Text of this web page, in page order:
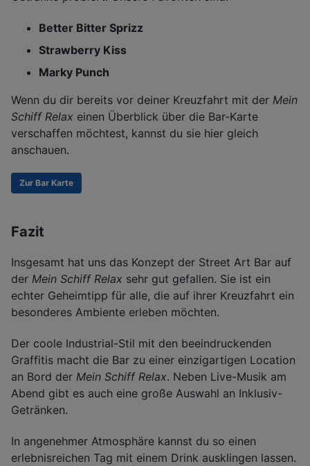
Better Bitter Sprizz
Strawberry Kiss
Marky Punch
Wenn du dir bereits vor deiner Kreuzfahrt mit der Mein
Schiff Relax einen Überblick über die Bar-Karte
verschaffen möchtest, kannst du sie hier gleich
anschauen.
Zur Bar Karte
Fazit
Insgesamt hat uns das Konzept der Street Art Bar auf
der Mein Schiff Relax sehr gut gefallen. Sie ist ein
echter Geheimtipp für alle, die auf ihrer Kreuzfahrt ein
besonderes Ambiente erleben möchten.
Der coole Industrial-Stil mit den beeindruckenden
Graffitis macht die Bar zu einer einzigartigen Location
an Bord der Mein Schiff Relax. Neben Live-Musik am
Abend gibt es auch eine große Auswahl an Inklusiv-
Getränken.
In angenehmer Atmosphäre kannst du so einen
erlebnisreichen Tag mit einem Drink ausklingen lassen.